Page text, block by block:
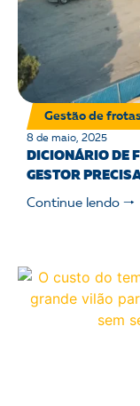
Gestão de
8 de maio, 2025
DICIONÁRIO DE
GESTOR
Continue lendo 🠒